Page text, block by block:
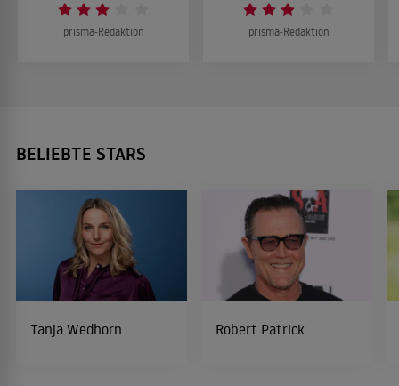
prisma-Redaktion prisma-Redaktion
BELIEBTE STARS
Tanja Wedhorn Robert Patrick